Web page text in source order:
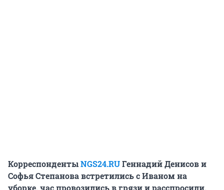
КорреспондентыNGS24.RUГеннадий Денисов и
Софья Степанова встретились с Иваном на
уборке, час провозились в грязи и расспросили,